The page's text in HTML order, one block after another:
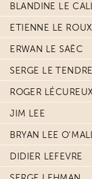
BLANDINE LE
ETIENNE LE ROUX
ERWAN LE SAËC
SERGE LE TENDRE
ROGER
JIM LEE
BRYAN LEE
DIDIER LEFEVRE